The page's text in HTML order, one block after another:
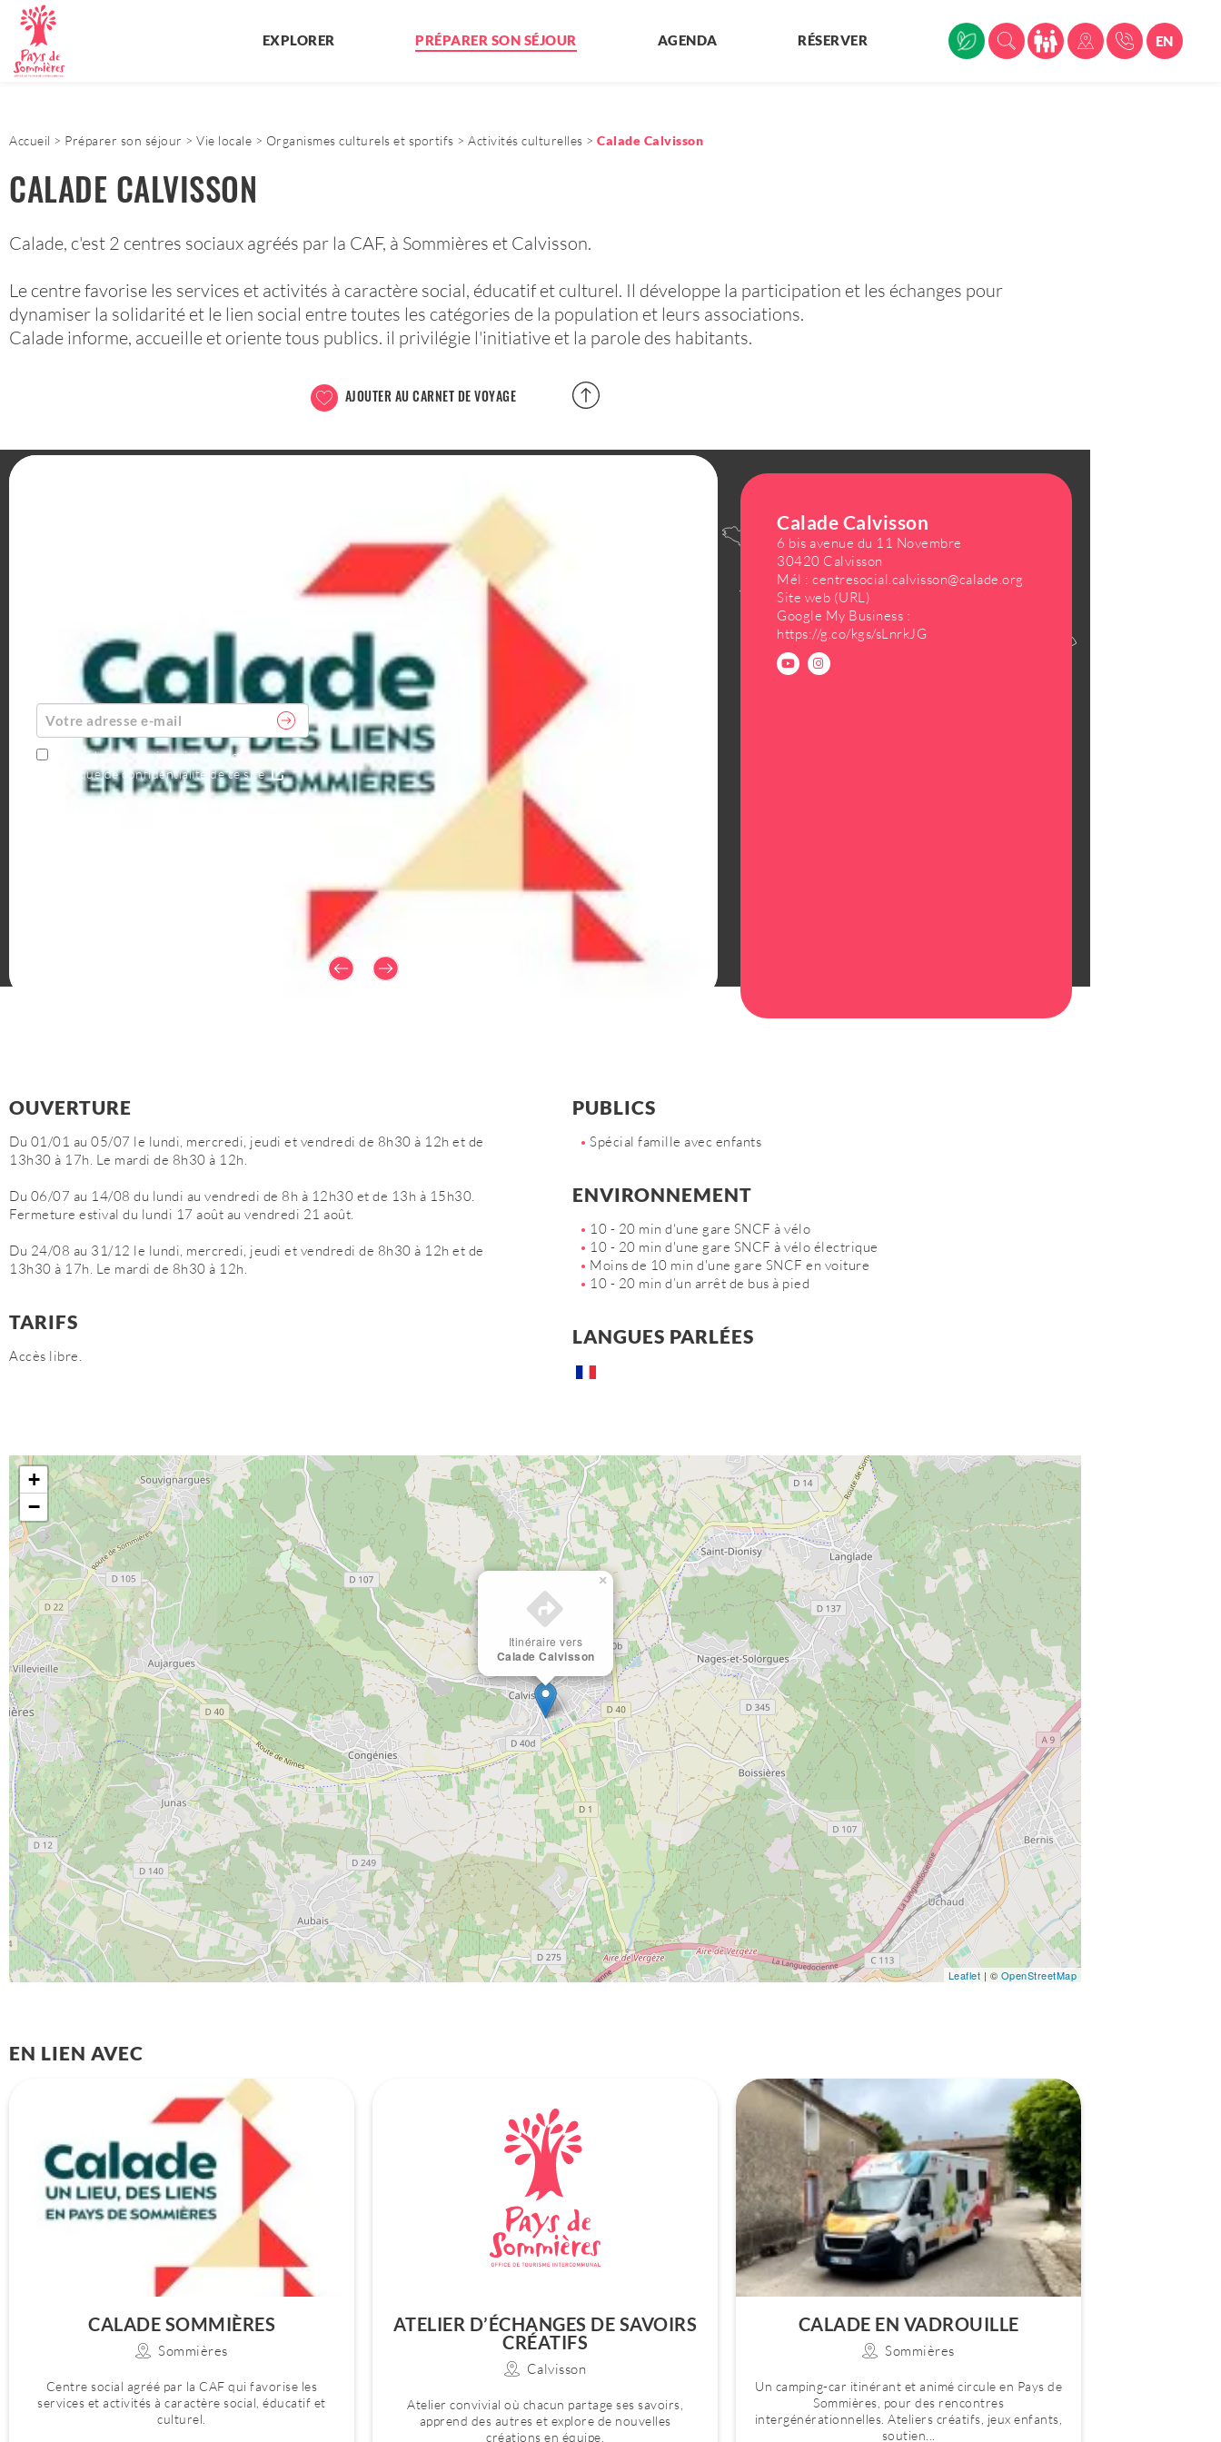
EXPLORER PRÉPARER SON SÉJOUR AGENDA RÉSERVER EN
Accueil Préparer son séjour Vie locale Organismes culturels et sportifs Activités culturelles Calade Calvisson
CALADE CALVISSON
Calade, c'est 2 centres sociaux agréés par la CAF, à Sommières et Calvisson.
Le centre favorise les services et activités à caractère social, éducatif et culturel. Il développe la participation et les échanges pour
dynamiser la solidarité et le lien social entre toutes les catégories de la population et leurs associations.
Calade informe, accueille et oriente tous publics. il privilégie l'initiative et la parole des habitants.
AJOUTER AU CARNET DE VOYAGE
Calade Calvisson
6 bis avenue du 11 Novembre
30420 Calvisson
Mél : centresocial.calvisson@calade.org
Site web (URL)
Google My Business :
https://g.co/kgs/sLnrkJG
OUVERTURE
Du 01/01 au 05/07 le lundi, mercredi, jeudi et vendredi de 8h30 à 12h et de
13h30 à 17h. Le mardi de 8h30 à 12h.
Du 06/07 au 14/08 du lundi au vendredi de 8h à 12h30 et de 13h à 15h30.
Fermeture estival du lundi 17 août au vendredi 21 août.
Du 24/08 au 31/12 le lundi, mercredi, jeudi et vendredi de 8h30 à 12h et de
13h30 à 17h. Le mardi de 8h30 à 12h.
TARIFS
Accès libre.
PUBLICS
Spécial famille avec enfants
ENVIRONNEMENT
10 - 20 min d'une gare SNCF à vélo
10 - 20 min d'une gare SNCF à vélo électrique
Moins de 10 min d'une gare SNCF en voiture
10 - 20 min d’un arrêt de bus à pied
LANGUES PARLÉES
Itinéraire vers
Calade Calvisson
×
+
−
Leaflet | © OpenStreetMap
EN LIEN AVEC
CALADE SOMMIÈRES
Sommières
Centre social agréé par la CAF qui favorise les
services et activités à caractère social, éducatif et
culturel.
ATELIER D’ÉCHANGES DE SAVOIRS
CRÉATIFS
Calvisson
Atelier convivial où chacun partage ses savoirs,
apprend des autres et explore de nouvelles
créations en équipe.
CALADE EN VADROUILLE
Sommières
Un camping-car itinérant et animé circule en Pays de
Sommières, pour des rencontres
intergénérationnelles. Ateliers créatifs, jeux enfants,
soutien...
+33 (0)4 66
ABONNEZ-VOUS À LA NEWSLETTER
AGENDA
En validant votre inscription, vous acceptez
la politique de confidentialité de ce site
NOS HORAIRES D'OUVERTURE
NOS ENGAGEMENTS
TRANSPORTS
BROCHURES & DOCUMENTS
ESPACE PRO ET PRESSE
Politique de confidentialité